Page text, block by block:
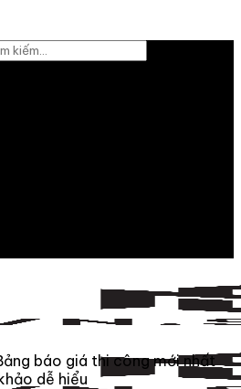
báo giá thi công mới nhất
dễ hiểu